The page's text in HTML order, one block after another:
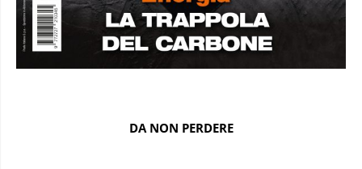
DA NON PERDERE